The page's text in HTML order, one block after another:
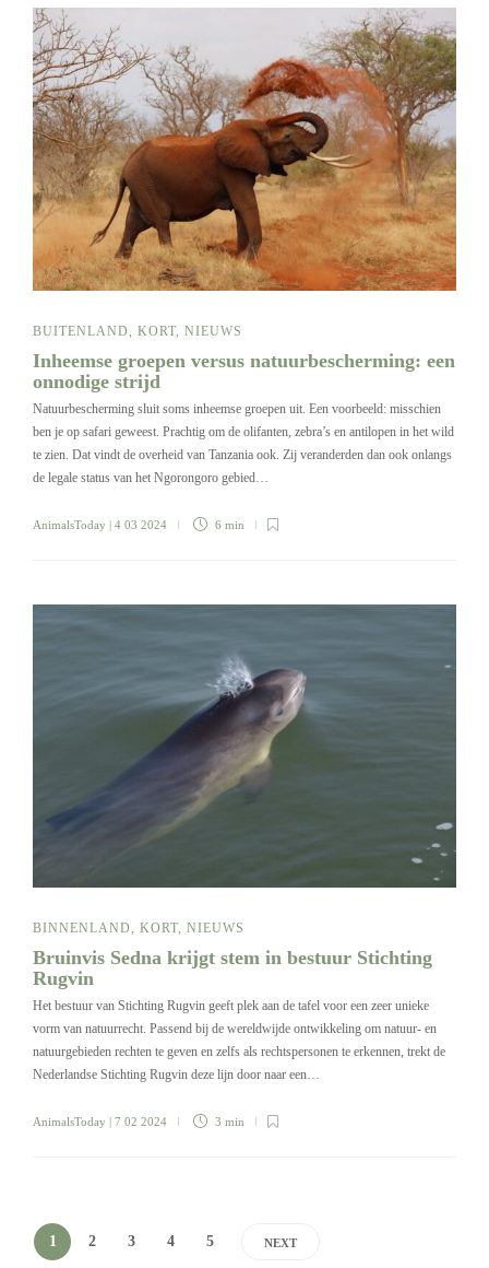
BUITENLAND KORT NIEUWS
Inheemse groepen versus natuurbescherming: een
onnodige strijd
Natuurbescherming sluit soms inheemse groepen uit. Een voorbeeld: misschien
ben je op safari geweest. Prachtig om de olifanten, zebra’s en antilopen in het wild
te zien. Dat vindt de overheid van Tanzania ook. Zij veranderden dan ook onlangs
de legale status van het Ngorongoro gebied…
AnimalsToday | 4 03 2024 6 min
BINNENLAND KORT NIEUWS
Bruinvis Sedna krijgt stem in bestuur Stichting
Rugvin
Het bestuur van Stichting Rugvin geeft plek aan de tafel voor een zeer unieke
vorm van natuurrecht. Passend bij de wereldwijde ontwikkeling om natuur- en
natuurgebieden rechten te geven en zelfs als rechtspersonen te erkennen, trekt de
Nederlandse Stichting Rugvin deze lijn door naar een…
AnimalsToday | 7 02 2024 3 min
1 2 3 4 5 NEXT